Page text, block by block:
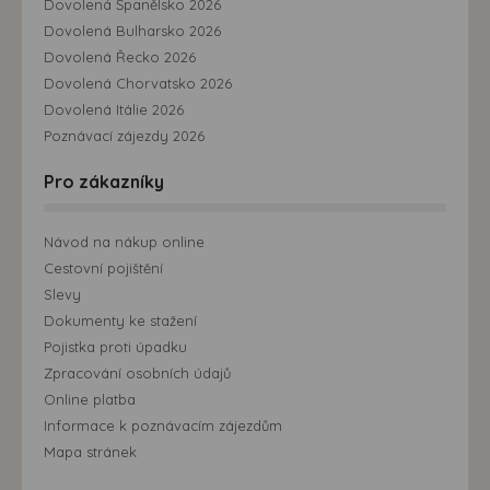
Dovolená Španělsko 2026
Dovolená Bulharsko 2026
Dovolená Řecko 2026
Dovolená Chorvatsko 2026
Dovolená Itálie 2026
Poznávací zájezdy 2026
Pro zákazníky
Návod na nákup online
Cestovní pojištění
Slevy
Dokumenty ke stažení
Pojistka proti úpadku
Zpracování osobních údajů
Online platba
Informace k poznávacím zájezdům
Mapa stránek